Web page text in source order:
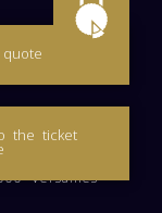
the ticket
Versailles